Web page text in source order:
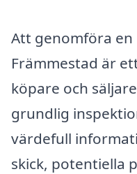
Att genomföra
Främmestad är
köpare och
grundlig
värdefull
skick, potentiella